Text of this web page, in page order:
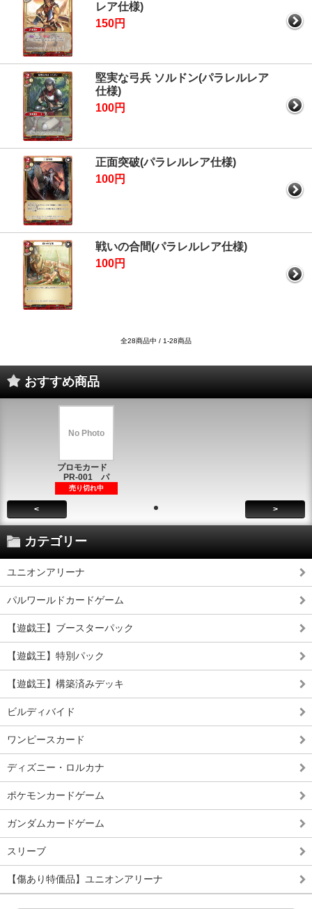
レア仕様)
150円
堅実な弓兵 ソルドン(パラレルレア
仕様)
100円
正面突破(パラレルレア仕様)
100円
戦いの合間(パラレルレア仕様)
100円
全28商品中 / 1-28商品
おすすめ商品
No Photo
プロモカード
PR-001 パ
売り切れ中
< >
カテゴリー
ユニオンアリーナ
パルワールドカードゲーム
【遊戯王】ブースターパック
【遊戯王】特別パック
【遊戯王】構築済みデッキ
ビルディバイド
ワンピースカード
ディズニー・ロルカナ
ポケモンカードゲーム
ガンダムカードゲーム
スリーブ
【傷あり特価品】ユニオンアリーナ